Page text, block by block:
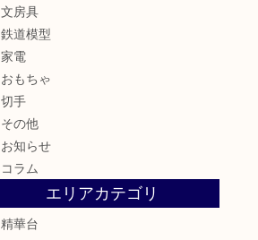
文房具
鉄道模型
家電
おもちゃ
切手
その他
お知らせ
コラム
エリアカテゴリ
精華台